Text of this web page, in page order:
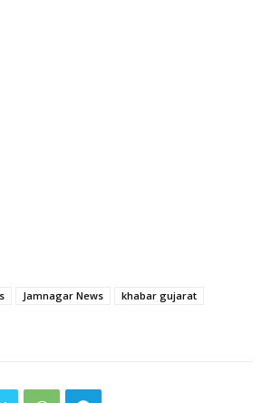
Jamnagar News
khabar gujarat